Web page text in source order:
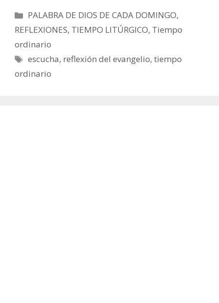
Categorías
PALABRA DE DIOS DE CADA DOMINGO,
REFLEXIONES, TIEMPO LITÚRGICO, Tiempo
ordinario
Etiquetas
escucha, reflexión del evangelio,tiempo
ordinario